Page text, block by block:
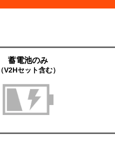
蓄電池のみ
（V2Hセット含む）